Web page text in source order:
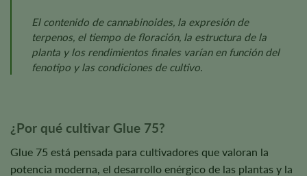
El contenido de cannabinoides, la expresión de
terpenos, el tiempo de floración, la estructura de la
planta y los rendimientos finales varían en función del
fenotipo y las condiciones de cultivo.
¿Por qué cultivar Glue 75?
Glue 75 está pensada para cultivadores que valoran la
potencia moderna, el desarrollo enérgico de las plantas y la